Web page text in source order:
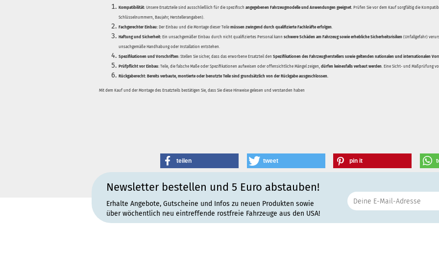
Kompatibilität: Unsere Ersatzteile sind ausschließlich für die spezifisch angegebenen Fahrzeugmodelle und Anwendungen geeignet. Prüfen Sie vor dem Kauf sorgfältig die
Schlüsselnummern, Baujahr, Herstellerangaben).
Fachgerechter Einbau: Der Einbau und die Montage dieser Teile müssen zwingend durch qualifizierte Fachkräfte erfolgen.
Haftung und Sicherheit: Ein unsachgemäßer Einbau durch nicht qualifiziertes Personal kann schwere Schäden am Fahrzeug sowie erhebliche Sicherheitsrisiken (Unfallgefahr)
unsachgemäße Handhabung oder Installation entstehen.
Spezifikationen und Vorschriften: Stellen Sie sicher, dass das erworbene Ersatzteil den Spezifikationen des Fahrzeugherstellers sowie geltenden nationalen und internationalen
Prüfpflicht vor Einbau: Teile, die falsche Maße oder Spezifikationen aufweisen oder offensichtliche Mängel zeigen, dürfen keinesfalls verbaut werden. Eine Sicht- und Maßprüfung
Rückgaberecht: Bereits verbaute, montierte oder benutzte Teile sind grundsätzlich von der Rückgabe ausgeschlossen.
Mit dem Kauf und der Montage des Ersatzteils bestätigen Sie, dass Sie diese Hinweise gelesen und verstanden haben
teilen tweet pin it
Newsletter bestellen und 5 Euro abstauben!
Erhalte Angebote, Gutscheine und Infos zu neuen Produkten sowie
über wöchentlich neu eintreffende rostfreie Fahrzeuge aus den USA!